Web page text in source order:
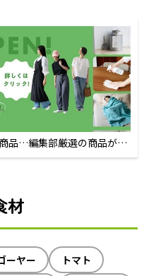
品…編集部厳選の商品が買
材
ーヤー
トマト